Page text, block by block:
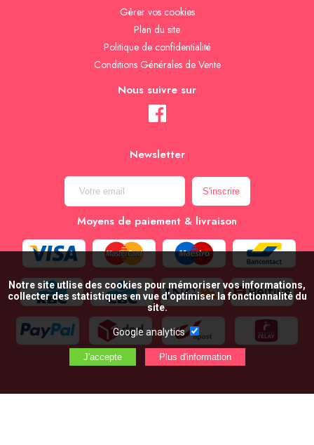
Gèrer vos cookies
Plan du site
Politique de confidentialité
Conditions Générales de Vente
Nous suivre sur
Newsletter
Moyens de paiement & livraison
Notre site utlise des cookies pour mémoriser vos informations,
collecter des statistiques en vue d’optimiser la fonctionnalité du
site.
Google analytics